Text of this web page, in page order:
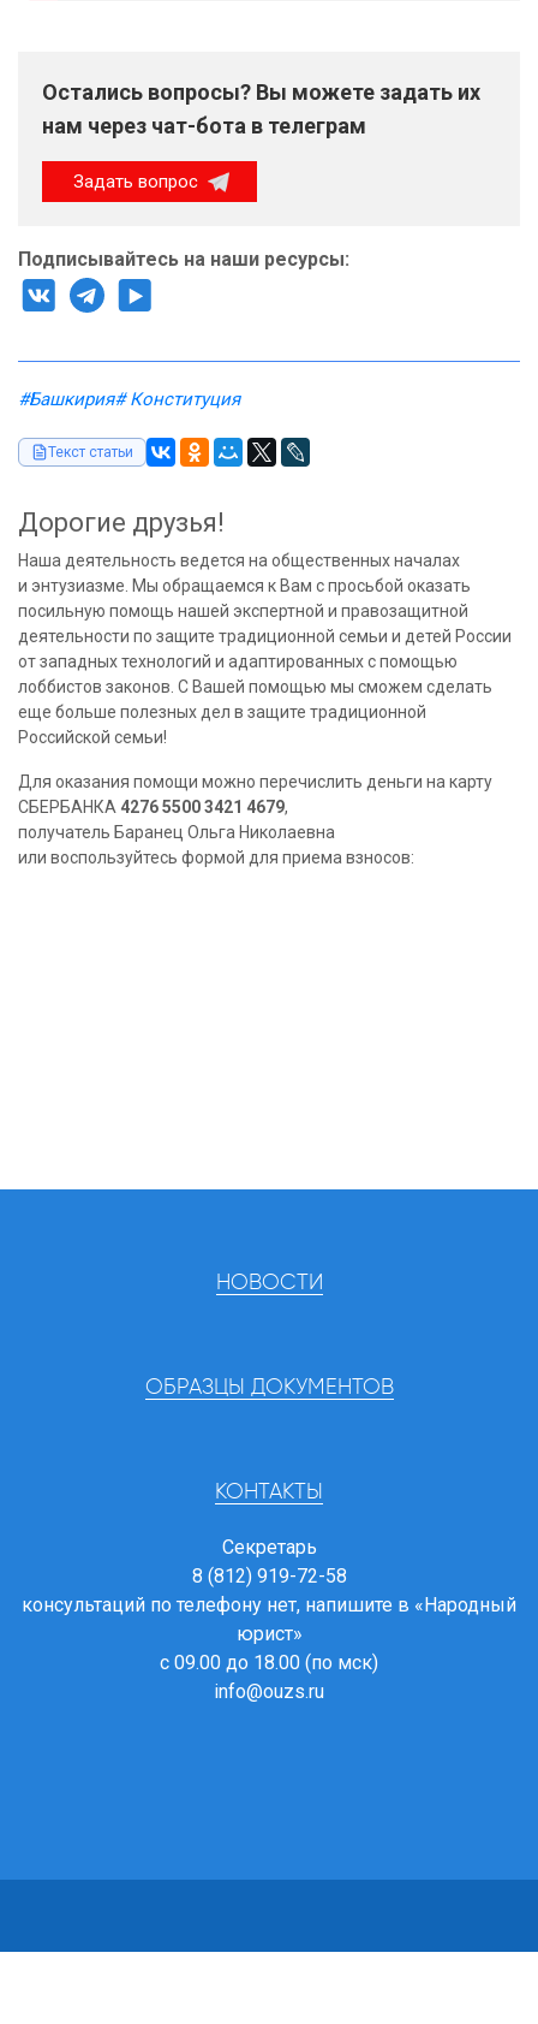
Остались вопросы? Вы можете задать их
нам через чат-бота в телеграм
Задать вопрос
Подписывайтесь на наши ресурсы:
#Башкирия# Конституция
Текст статьи
Дорогие друзья!
Наша деятельность ведется на общественных началах
и энтузиазме. Мы обращаемся к Вам с просьбой оказать
посильную помощь нашей экспертной и правозащитной
деятельности по защите традиционной семьи и детей России
от западных технологий и адаптированных с помощью
лоббистов законов. С Вашей помощью мы сможем сделать
еще больше полезных дел в защите традиционной
Российской семьи!
Для оказания помощи можно перечислить деньги на карту
СБЕРБАНКА 4276 5500 3421 4679,
получатель Баранец Ольга Николаевна
или воспользуйтесь формой для приема взносов:
НОВОСТИ
ОБРАЗЦЫ ДОКУМЕНТОВ
КОНТАКТЫ
Секретарь
8 (812) 919-72-58
консультаций по телефону нет, напишите в «Народный
юрист»
с 09.00 до 18.00 (по мск)
info@ouzs.ru